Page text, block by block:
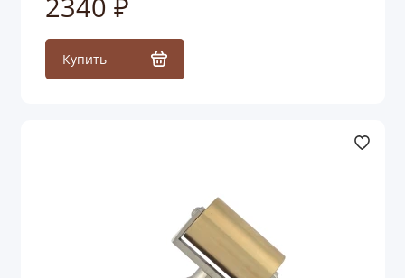
Купить